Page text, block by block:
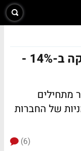
אוספים סחורה: פרטנר זינקה ב-14% -
מתחילים
של החברות
(6)